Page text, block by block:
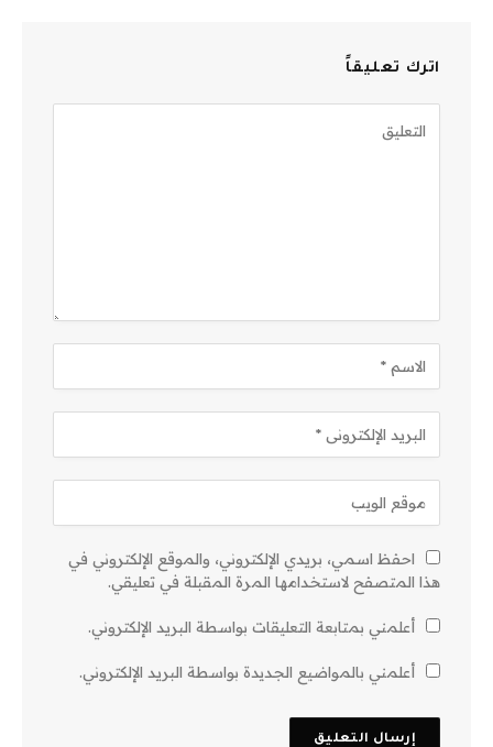
اترك تعليقاً
احفظ اسمي، بريدي الإلكتروني، والموقع الإلكتروني في
هذا المتصفح لاستخدامها المرة المقبلة في تعليقي.
أعلمني بمتابعة التعليقات بواسطة البريد الإلكتروني.
أعلمني بالمواضيع الجديدة بواسطة البريد الإلكتروني.